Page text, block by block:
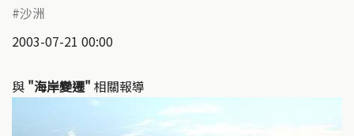
沙洲
2003-07-21 00:00
與 "海岸變遷" 相關報導